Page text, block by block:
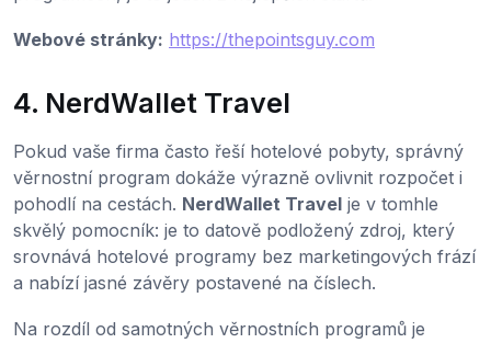
Webové stránky: https://thepointsguy.com
4. NerdWallet Travel
Pokud vaše firma často řeší hotelové pobyty, správný
věrnostní program dokáže výrazně ovlivnit rozpočet i
pohodlí na cestách. NerdWallet Travel je v tomhle
skvělý pomocník: je to datově podložený zdroj, který
srovnává hotelové programy bez marketingových frází
a nabízí jasné závěry postavené na číslech.
Na rozdíl od samotných věrnostních programů je